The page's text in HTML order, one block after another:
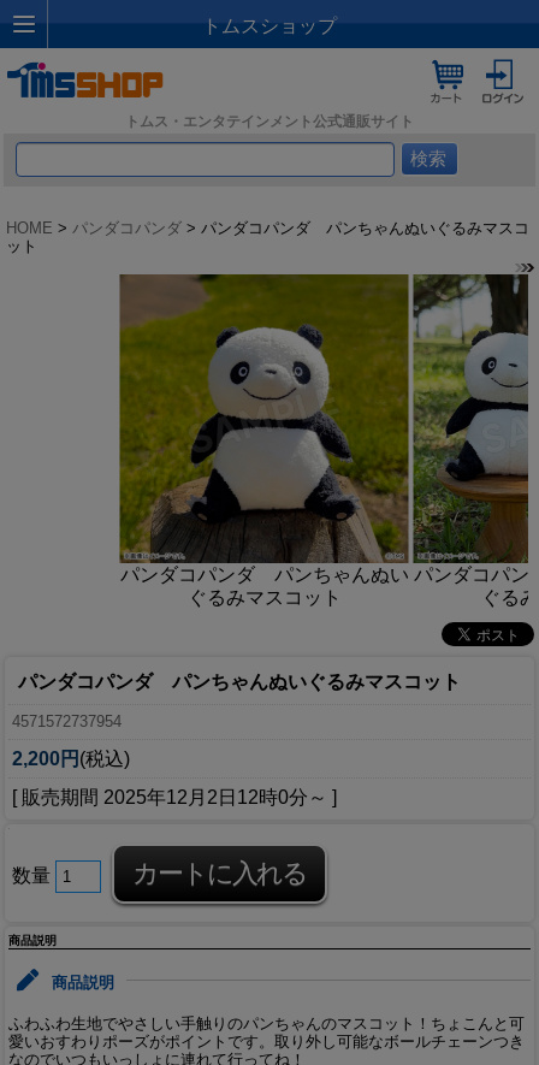
トムスショップ
トムス・エンタテインメント公式通販サイト
HOME > パンダコパンダ > パンダコパンダ パンちゃんぬいぐるみマスコ
ット
パンダコパンダ パンちゃんぬい
ぐるみマスコット
パンダコパ
ぐる
パンダコパンダ パンちゃんぬいぐるみマスコット
4571572737954
2,200円 (税込)
[ 販売期間 2025年12月2日12時0分 ～ ]
数量
商品説明
商品説明
ふわふわ生地でやさしい手触りのパンちゃんのマスコット！ちょこんと可
愛いおすわりポーズがポイントです。取り外し可能なボールチェーンつき
なのでいつもいっしょに連れて行ってね！